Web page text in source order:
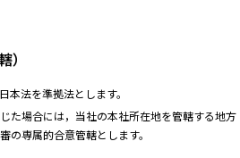
本法を準拠法とします。
た場合には，当社の本社所在地を管轄する地方
の専属的合意管轄とします。